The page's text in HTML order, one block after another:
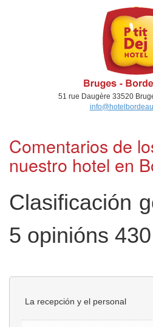
51 rue Daugère 33520
Comentarios de
nuestro hotel en
Clasificación
5 opinións 430
La recepción y el personal